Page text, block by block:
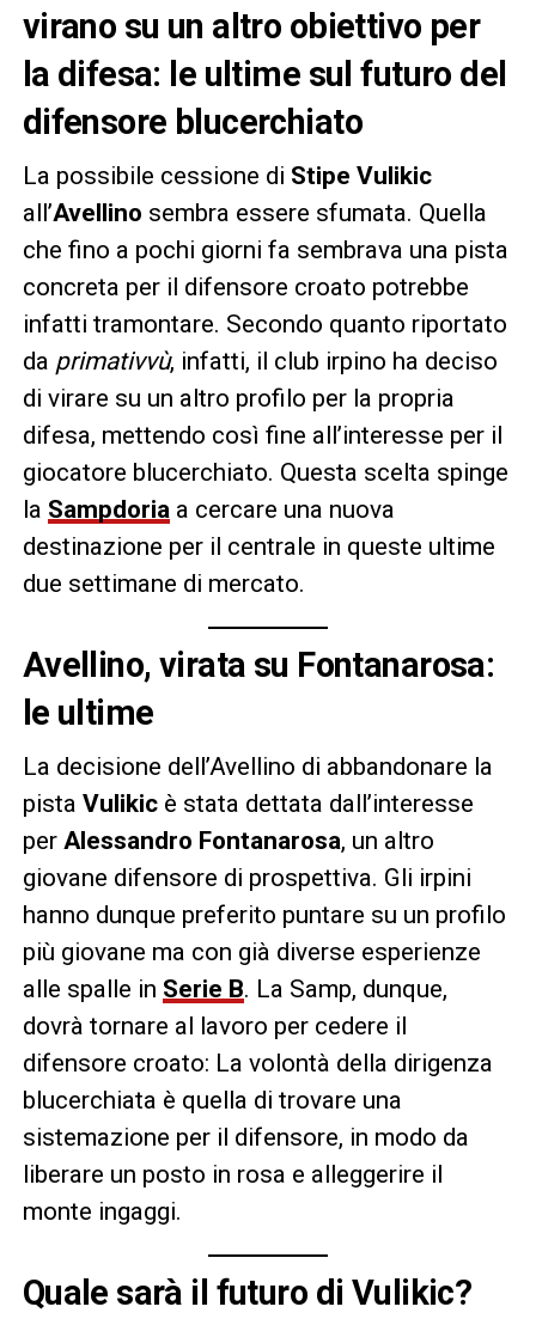
virano su un altro obiettivo per
la difesa: le ultime sul futuro del
difensore blucerchiato
La possibile cessione di Stipe Vulikic
all’Avellino sembra essere sfumata. Quella
che fino a pochi giorni fa sembrava una pista
concreta per il difensore croato potrebbe
infatti tramontare. Secondo quanto riportato
da primativvù, infatti, il club irpino ha deciso
di virare su un altro profilo per la propria
difesa, mettendo così fine all’interesse per il
giocatore blucerchiato. Questa scelta spinge
la Sampdoria a cercare una nuova
destinazione per il centrale in queste ultime
due settimane di mercato.
Avellino, virata su Fontanarosa:
le ultime
La decisione dell’Avellino di abbandonare la
pista Vulikic è stata dettata dall’interesse
per Alessandro Fontanarosa, un altro
giovane difensore di prospettiva. Gli irpini
hanno dunque preferito puntare su un profilo
più giovane ma con già diverse esperienze
alle spalle in Serie B. La Samp, dunque,
dovrà tornare al lavoro per cedere il
difensore croato: La volontà della dirigenza
blucerchiata è quella di trovare una
sistemazione per il difensore, in modo da
liberare un posto in rosa e alleggerire il
monte ingaggi.
Quale sarà il futuro di Vulikic?